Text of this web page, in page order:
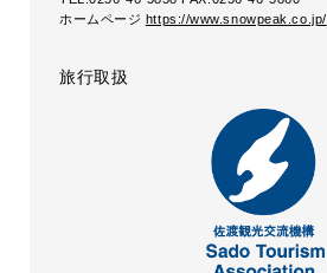
ホームページ https://www.snowpeak.co.jp/
旅行取扱